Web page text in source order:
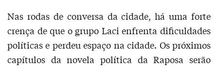
Nas rodas de conversa da cidade, há uma forte
crença de que o grupo Laci enfrenta dificuldades
políticas e perdeu espaço na cidade. Os próximos
capítulos da novela política da Raposa serão